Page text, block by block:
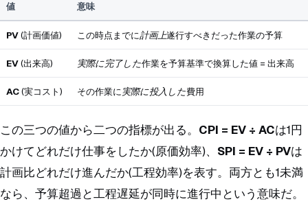
値 意味
PV(計画価値) この時点までに計画上遂行すべきだった作業の予算
EV(出来高) 実際に完了した作業を予算基準で換算した値 = 出来高
AC(実コスト) その作業に実際に投入した費用
この三つの値から二つの指標が出る。 CPI = EV ÷ ACは1円
かけてどれだけ仕事をしたか(原価効率)、 SPI = EV ÷ PVは
計画比どれだけ進んだか(工程効率)を表す。両方とも1未満
なら、予算超過と工程遅延が同時に進行中という意味だ。